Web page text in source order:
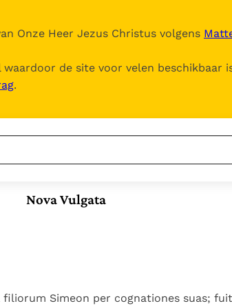
Onze Heer Jezus Christus volgens
waardoor de site voor velen beschikbaar
.
Het Vaticaan publiceert
toe
stad is zowel een gave
Nova Vulgata
filiorum Simeon per cognationes suas;